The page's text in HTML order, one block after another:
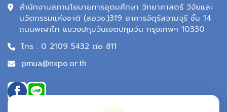
สำนักงานสภานโยบายการอุดมศึกษา วิทยาศาสตร์ วิจัยและ
นวัตกรรมแห่งชาติ (สอวช.)319 อาคารจัตุรัสจามจุรี ชั้น 14
ถนนพญาไท แขวงปทุมวันเขตปทุมวัน กรุงเทพฯ 10330
โทร : 0 2109 5432 ต่อ 811
pmua@nxpo.or.th